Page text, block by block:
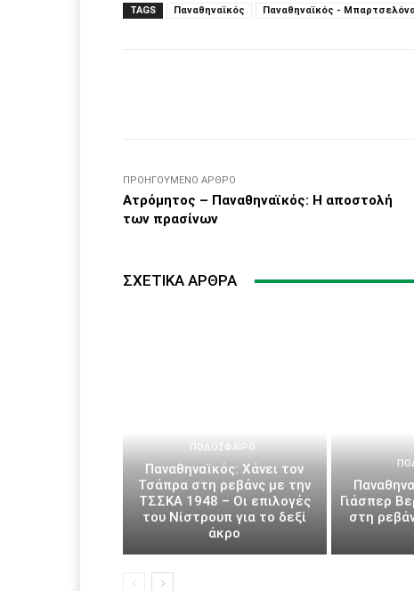
TAGS Παναθηναϊκός Παναθηναϊκός -
ΠΡΟΗΓΟΎΜΕΝΟ ΆΡΘΡΟ
Ατρόμητος – Παναθηναϊκός: Η αποστολή
των πρασίνων
ΣΧΕΤΙΚΆ ΆΡΘΡΑ
ΠΟΔΌΣΦΑΙΡΟ
Παναθηναϊκός: Χάνει τον
Τσάπρα στη ρεβάνς με την
ΤΣΣΚΑ 1948 – Οι επιλογές
του Νίστρουπ για το δεξί
άκρο
Γιάσπερ
στη